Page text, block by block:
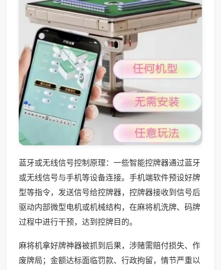
蓝牙或无线信号控制原理：一些智能控牌器通过蓝牙
或无线信号与手机等设备连接。手机端软件预设好牌
型等指令，发送信号给控牌器，控牌器接收到信号后
驱动内部微型电机或机械结构，在麻将机洗牌、码牌
过程中进行干预，达到控牌目的。
麻将机拿好牌神器被抓到后果，涉赌需赔付损失、作
废牌局；金额达标面临罚款、行政拘留，情节严重以